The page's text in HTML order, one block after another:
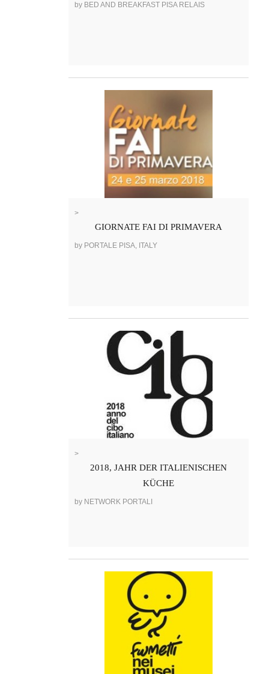
by BED AND BREAKFAST PISA RELAIS
>
GIORNATE FAI DI PRIMAVERA
by PORTALE PISA, ITALY
>
2018, JAHR DER ITALIENISCHEN
KÜCHE
by NETWORK PORTALI